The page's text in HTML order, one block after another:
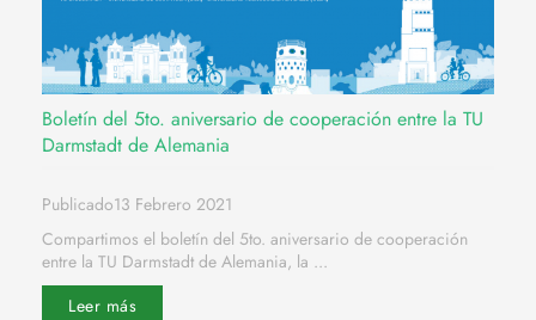
Boletín del 5to. aniversario de cooperación entre la TU
Darmstadt de Alemania
Publicado13 Febrero 2021
Compartimos el boletín del 5to. aniversario de cooperación
entre la TU Darmstadt de Alemania, la ...
Leer más